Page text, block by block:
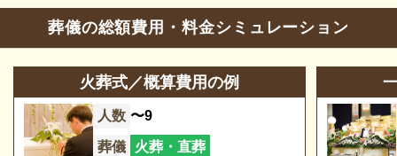
のある方でもわからないことが多いものです。少しで
も不安や心配事があれば、些細と思われることでも遠
慮なくご相談ください。相談によりイメージが浮かん
で理解が進めば、必要・不要の判断もつきやすくなり
ます。
葬儀の相談 0120-24-1234
参列等のお問合せ 0120-499-249
営業時間 24時間営業
定休日
葬儀の総額費用・料金シミュレーション
火葬式／概算費用の例
人数 〜9
葬儀 火葬・直葬